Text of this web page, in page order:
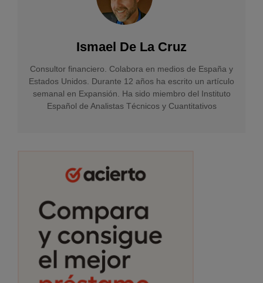
Ismael De La Cruz
Consultor financiero. Colabora en medios de España y
Estados Unidos. Durante 12 años ha escrito un artículo
semanal en Expansión. Ha sido miembro del Instituto
Español de Analistas Técnicos y Cuantitativos